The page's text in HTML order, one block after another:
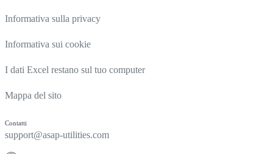
Informativa sulla privacy
Informativa sui cookie
I dati Excel restano sul tuo computer
Mappa del sito
Contatti
support@asap-utilities.com